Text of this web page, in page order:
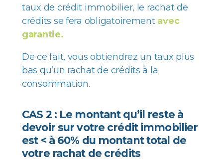
taux de crédit immobilier, le rachat de
crédits se fera obligatoirement avec
garantie.
De ce fait, vous obtiendrez un taux plus
bas qu’un rachat de crédits à la
consommation.
CAS 2 : Le montant qu’il reste à
devoir sur votre crédit immobilier
est < à 60% du montant total de
votre rachat de crédits